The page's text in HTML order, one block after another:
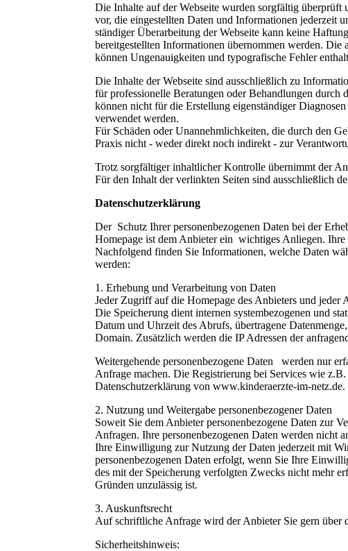
Die Inhalte auf der Webseite wurden sorgfältig
vor, die eingestellten Daten und Informationen jederzeit
ständiger Überarbeitung der Webseite kann keine
bereitgestellten Informationen übernommen werden.
können Ungenauigkeiten und typografische Fehler
Die Inhalte der Webseite sind ausschließlich zu
für professionelle Beratungen oder Behandlungen durch
können nicht für die Erstellung eigenständiger
verwendet werden.
Für Schäden oder Unannehmlichkeiten, die durch den
Praxis nicht - weder direkt noch indirekt - zur
Trotz sorgfältiger inhaltlicher Kontrolle übernimmt der
Für den Inhalt der verlinkten Seiten sind ausschließlich
Datenschutzerklärung
Der Schutz Ihrer personenbezogenen Daten bei der
Homepage ist dem Anbieter ein wichtiges Anliegen.
Nachfolgend finden Sie Informationen, welche Daten
werden:
1. Erhebung und Verarbeitung von Daten
Jeder Zugriff auf die Homepage des Anbieters und
Die Speicherung dient internen systembezogenen und
Datum und Uhrzeit des Abrufs, übertragene
Domain. Zusätzlich werden die IP Adressen der
Weitergehende personenbezogene Daten werden nur
Anfrage machen. Die Registrierung bei Services wie
Datenschutzerklärung von www.kinderaerzte-im-netz.de.
2. Nutzung und Weitergabe personenbezogener Daten
Soweit Sie dem Anbieter personenbezogene Daten zur
Anfragen. Ihre personenbezogenen Daten werden nicht
Ihre Einwilligung zur Nutzung der Daten jederzeit mit
personenbezogenen Daten erfolgt, wenn Sie Ihre
des mit der Speicherung verfolgten Zwecks nicht mehr
Gründen unzulässig ist.
3. Auskunftsrecht
Auf schriftliche Anfrage wird der Anbieter Sie gern über
Sicherheitshinweis: